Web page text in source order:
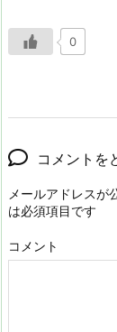
0
コメントを
メールアドレスが
は必須項目です
コメント